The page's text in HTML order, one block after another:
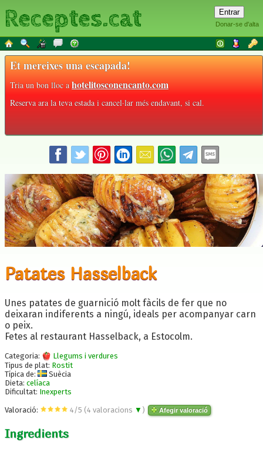
Donar-se d'alta
Receptes.cat
Et mereixes una escapada!
Tria un bon lloc ahotelitosconencanto.com
Reserva ara la teva estada i cancel·lar més endavant, si cal.
Patates Hasselback
Unes patates de guarnició molt fàcils de fer que no
deixaran indiferents a ningú, ideals per acompanyar carn
o peix.
Fetes al restaurant Hasselback, a Estocolm.
Categoria:
Llegums i verdures
Tipus de plat: Rostit
Típica de:
Suècia
Dieta: celíaca
Dificultat: Inexperts
Valoració: 4 /5 (4 valoracions ▼ ) Afegir valoració
Ingredients